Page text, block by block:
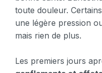
toute douleur.
une légère pression
mais rien de plus.
Les premiers jours